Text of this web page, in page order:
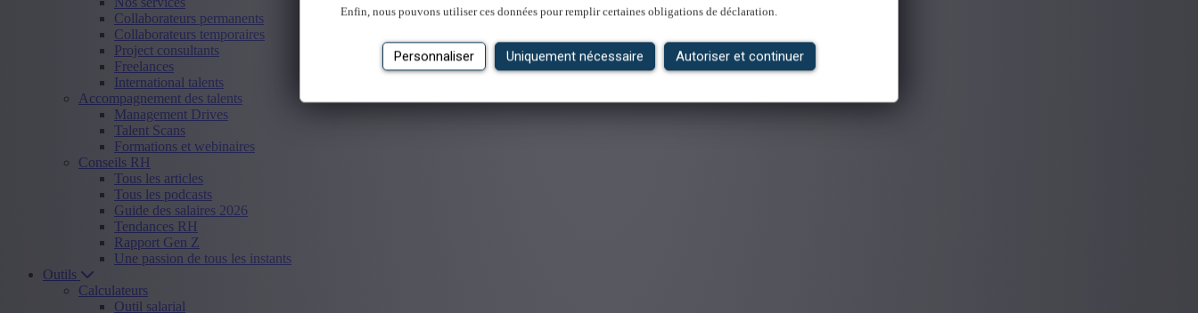
Enfin, nous pouvons utiliser ces données pour remplir certaines obligations de déclaration.
Personnaliser Uniquement nécessaire Autoriser et continuer
Collaborateurs permanents
Collaborateurs temporaires
Project consultants
Freelances
International talents
Accompagnement des talents
Management Drives
Talent Scans
Formations et webinaires
Conseils RH
Tous les articles
Tous les podcasts
Guide des salaires 2026
Tendances RH
Rapport Gen Z
Une passion de tous les instants
Outils
Calculateurs
Outil salarial